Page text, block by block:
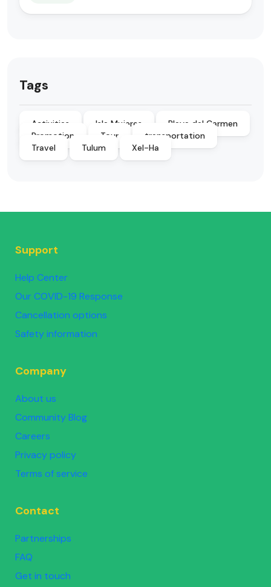
Tags
Activities Isla Mujeres
Playa del Carmen
Promotion
Tour
transportation
Travel
Tulum Xel-Ha
Support
Help Center
Our COVID-19 Response
Cancellation options
Safety information
Company
About us
Community Blog
Careers
Privacy policy
Terms of service
Contact
Partnerships
FAQ
Get in touch